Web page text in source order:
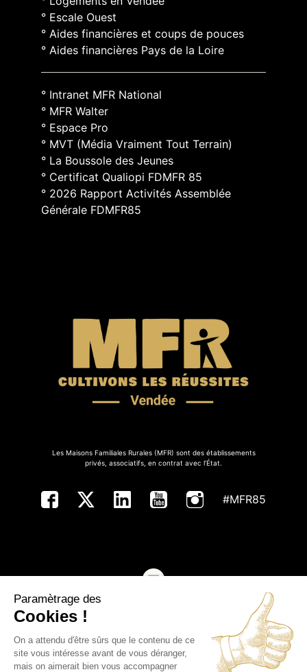
° Escale Ouest
° Aides financières et coups de pouces
° Aides financières Pays de la Loire
° Intranet MFR National
° MFR Walter
° Espace Pro
° MVT (Média Vraiment Tout Terrain)
° La Boussole des Jeunes
° Certificat Qualiopi FDMFR 85
° 2026 Rapport Activités Assemblée
Générale FDMFR85
Les Maisons Familiales Rurales (MFR) sont des établissements
privés, associatifs, en contrat avec l’État.
#MFR85
Copyright ©MFR de Vendée - Tous droits réservés
Paramètrage des
Cookies !
On a attendu d'être sûrs que le contenu de ce
site vous intéresse avant de vous déranger,
mais on aimerait bien vous accompagner